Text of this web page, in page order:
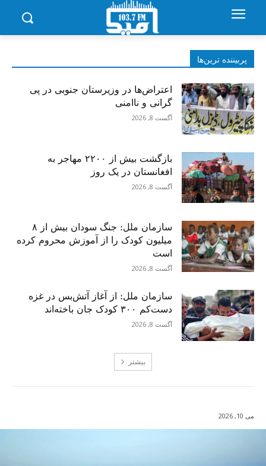
پربیننده‌ ترین‌ها
اعتراض‌ها در وزیرستان جنوبی در پی
گرانی و ناامنی
آگست 8, 2026
بازگشت بیش از ۲۲۰۰ مهاجر به
افغانستان در یک روز
آگست 8, 2026
سازمان ملل: جنگ سودان بیش از ۸
میلیون کودک را از آموزش محروم کرده
است
آگست 8, 2026
سازمان ملل: از آغاز آتش‌بس در غزه
دست‌کم ۳۰۰ کودک جان باخته‌اند
آگست 8, 2026
بیشتر
می 10, 2026